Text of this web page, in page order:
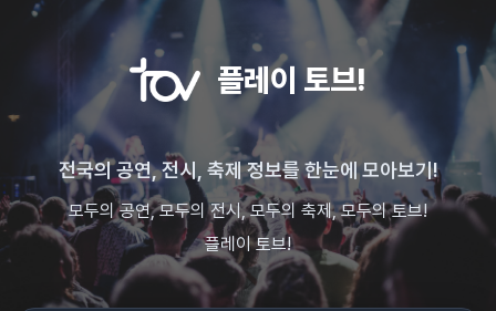
플레이 토브!
전국의 공연, 전시, 축제 정보를 한눈에 모아보기!
모두의 공연, 모두의 전시, 모두의 축제, 모두의 토브!
플레이 토브!